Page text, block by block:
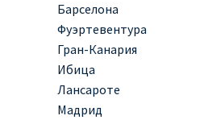
КУПИТЬ АВИАБИЛЕТЫ ДЕШЕВО
Барселона
Фуэртевентура
Гран-Канария
Ибица
Лансароте
Мадрид